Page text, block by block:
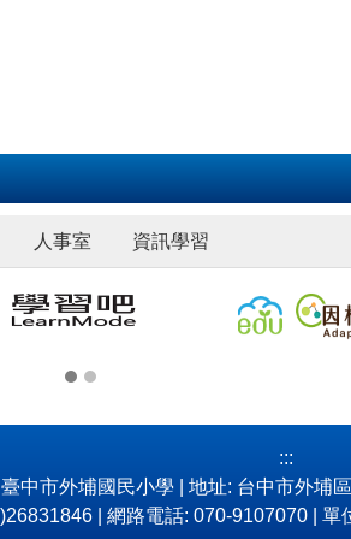
人事室 資訊學習
:::
臺中市外埔國民小學 | 地址: 台中市外埔
| 網路電話: 070-9107070 |